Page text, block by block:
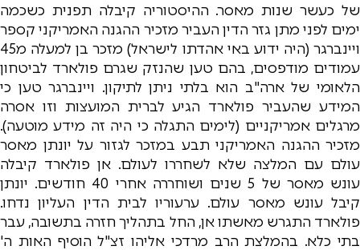
של כעשר שנות מאסר. ההיסטוריה קיבלה תפנית כשכמה
ימים לפני מתן גזר הדין העביר מזכיר ההגנה האמריקני קספר
ויינברגר (היה ידוע באי אהדתו לישראל) מזכר בן למעלה מ45
עמודים מודפסים, בהם טען שהנזק שגרם פולארד לביטחון
הלאומי של ארה"ב הוא בלתי ניתן לתיקון. ויינברגר טען כי
המידע שהעביר פולארד הגיע לברית המועצות וזו אסרה
מרגלים אמריקניים (לימים התגלה כי היה זה מידע מוטעה).
מזכיר ההגנה האמריקני תבע במזכר לגזור על יונתן מאסר
עולם עם המלצה שלא לשחררו לעולם. אן פולארד קיבלה
עונש מאסר של 5 שנים ושוחררה אחרי 40 חודשים. יונתן
קיבל עונש מאסר עולם. ערעוריו לבית הדין העליון נדחו.
פולארד התגרש מאשתו אן, החל בתהליך חזרה בתשובה, עבר
בתי כלא. בהמלצת הרב מרדכי אליהו זצ"ל הוסיף האות ה'